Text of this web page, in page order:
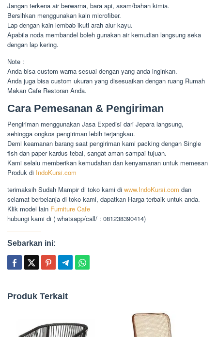
Jangan terkena air berwarna, bara api, asam/bahan kimia.
Bersihkan menggunakan kain microfiber.
Lap dengan kain lembab ikuti arah alur kayu.
Apabila noda membandel boleh gunakan air kemudian langsung seka
dengan lap kering.
Note :
Anda bisa custom warna sesuai dengan yang anda inginkan.
Anda juga bisa custom ukuran yang disesuaikan dengan ruang Rumah
Makan Cafe Restoran Anda.
Cara Pemesanan & Pengiriman
Pengiriman menggunakan Jasa Expedisi dari Jepara langsung,
sehingga ongkos pengiriman lebih terjangkau.
Demi keamanan barang saat pengiriman kami packing dengan Single
fish dan paper kardus tebal, sangat aman sampai tujuan.
Kami selalu memberikan kemudahan dan kenyamanan untuk memesan
Produk di IndoKursi.com
terimaksih Sudah Mampir di toko kami di www.IndoKursi.com dan
selamat berbelanja di toko kami, dapatkan Harga terbaik untuk anda.
Klik model lain Furniture Cafe
hubungi kami di ( whatsapp/call/ : 081238390414)
Sebarkan ini:
Produk Terkait